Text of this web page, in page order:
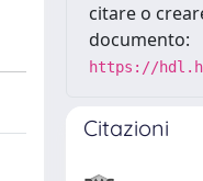
citare o
documento:
https://
Citazioni